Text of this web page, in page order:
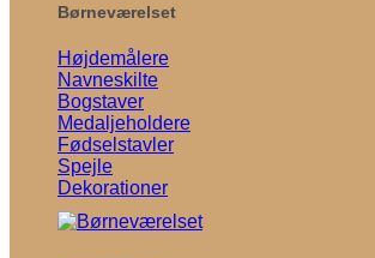
Børneværelset
Højdemålere
Navneskilte
Bogstaver
Medaljeholdere
Fødselstavler
Spejle
Dekorationer